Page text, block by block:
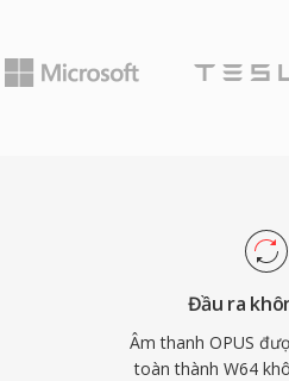
trợ tần số lấy mẫu, độ
chấm điểm phim, thu
làm việc với tài liệu
tin cậy và sự đơn giản
khó chịu.
Đầu ra
Âm thanh OPUS
toàn thành W64